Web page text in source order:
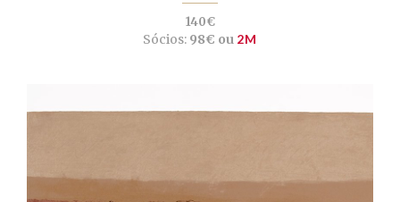
140€
Sócios: 98€ ou 2M